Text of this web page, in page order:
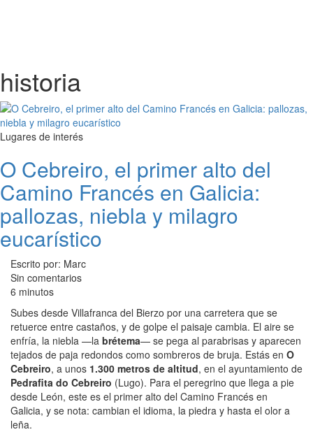
historia
Lugares de interés
O Cebreiro, el primer alto del
Camino Francés en Galicia:
pallozas, niebla y milagro
eucarístico
Escrito por: Marc
Sin comentarios
6 minutos
Subes desde Villafranca del Bierzo por una carretera que se
retuerce entre castaños, y de golpe el paisaje cambia. El aire se
enfría, la niebla —la brétema— se pega al parabrisas y aparecen
tejados de paja redondos como sombreros de bruja. Estás en O
Cebreiro, a unos 1.300 metros de altitud, en el ayuntamiento de
Pedrafita do Cebreiro (Lugo). Para el peregrino que llega a pie
desde León, este es el primer alto del Camino Francés en
Galicia, y se nota: cambian el idioma, la piedra y hasta el olor a
leña.